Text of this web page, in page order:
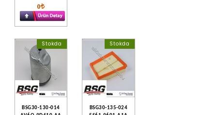
0
Stokda
BSG30-130-014
Stokda
BSG30-135-024